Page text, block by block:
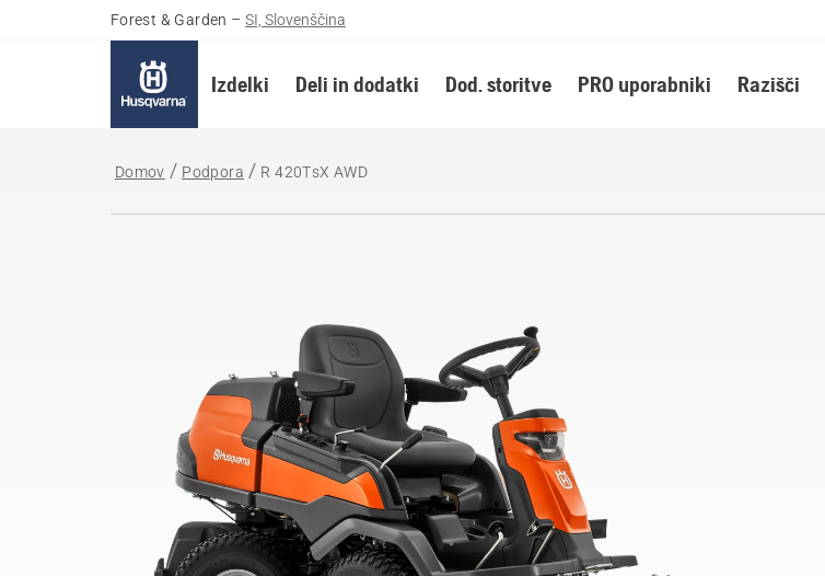
Forest & Garden – SI, Slovenščina
Izdelki Deli in dodatki Dod. storitve PRO uporabniki Razišči
Domov Podpora R 420TsX AWD